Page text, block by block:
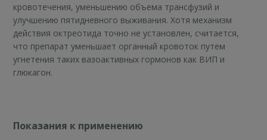
кровотечения, уменьшению объема трансфузий и
улучшению пятидневного выживания. Хотя механизм
действия октреотида точно не установлен, считается,
что препарат уменьшает органный кровоток путем
угнетения таких вазоактивных гормонов как ВИП и
глюкагон.
Показания к применению